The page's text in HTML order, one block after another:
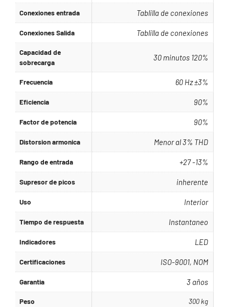
Conexiones entrada Tablilla de conexiones
Conexiones Salida Tablilla de conexiones
Capacidad de
sobrecarga
30 minutos 120%
Frecuencia 60 Hz ±3%
Eficiencia 90%
Factor de potencia 90%
Distorsion armonica Menor al 3% THD
Rango de entrada +27 -13%
Supresor de picos inherente
Uso Interior
Tiempo de respuesta Instantaneo
Indicadores LED
Certificaciones ISO-9001, NOM
Garantia 3 años
Peso 300 kg